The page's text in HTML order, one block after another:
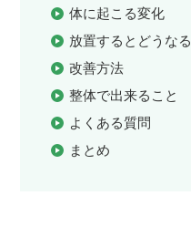
体に起こる変化
放置するとどうなる
改善方法
整体で出来ること
よくある質問
まとめ